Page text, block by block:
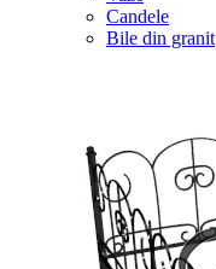
Candele
Bile din granit